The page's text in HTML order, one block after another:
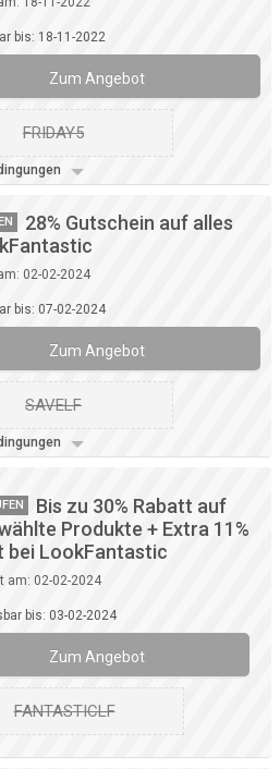
bis: 18-11-2022
Zum Angebot
FRIDAY5
28% Gutschein auf alles
02-02-2024
bis: 07-02-2024
Zum Angebot
SAVELF
Bis zu 30% Rabatt auf
Produkte + Extra 11%
bei LookFantastic
am: 02-02-2024
bis: 03-02-2024
Zum Angebot
FANTASTICLF